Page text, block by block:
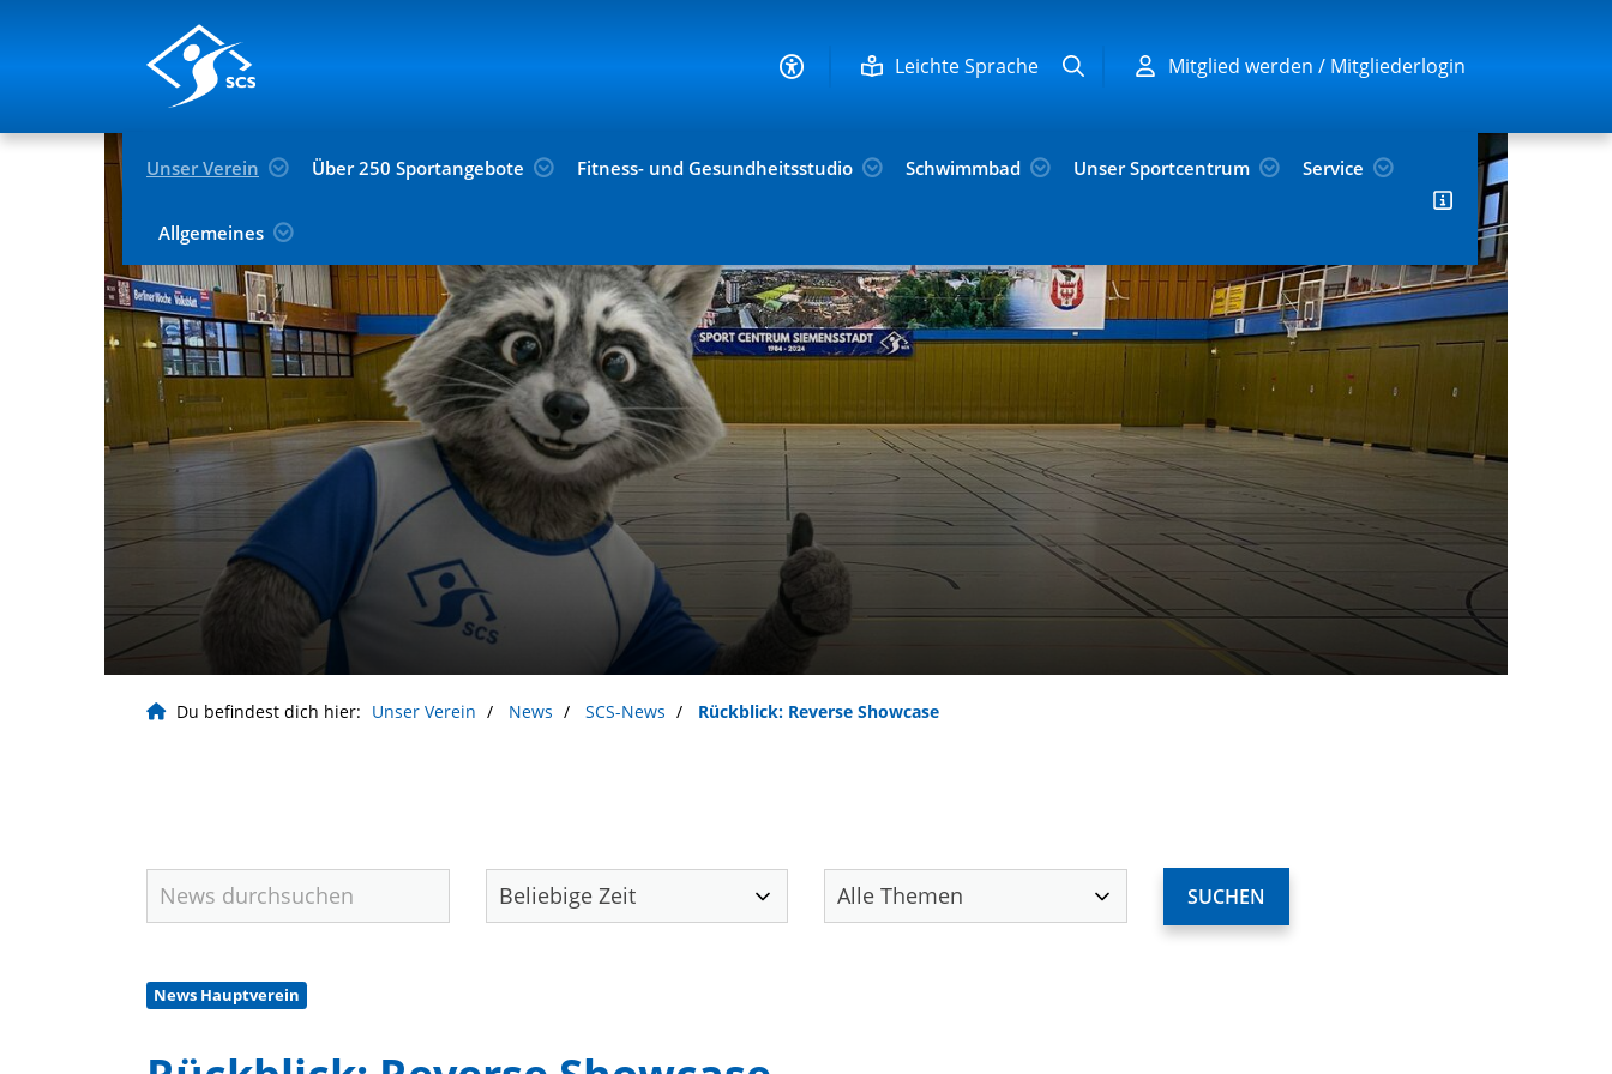
Leichte Sprache Mitglied werden / Mitgliederlogin
Unser Verein Über 250 Sportangebote Fitness- und Gesundheitsstudio Schwimmbad Unser Sportcentrum Service
Allgemeines
Du befindest dich hier: Unser Verein News SCS-News Rückblick: Reverse Showcase
News Hauptverein
Geschäftsstelle